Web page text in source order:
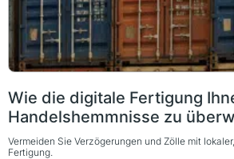
Wie die digitale Fertigung
Handelshemmnisse zu
Vermeiden Sie Verzögerungen und Zölle mit
Fertigung.